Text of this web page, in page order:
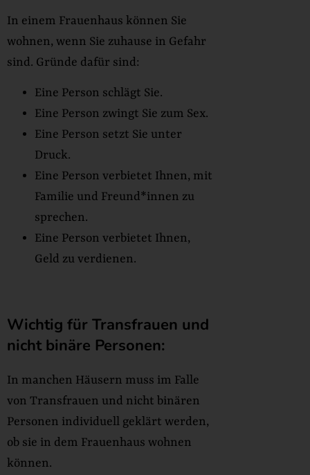
In einem Frauenhaus können Sie
wohnen, wenn Sie zuhause in Gefahr
sind. Gründe dafür sind:
Eine Person schlägt Sie.
Eine Person zwingt Sie zum Sex.
Eine Person setzt Sie unter
Druck.
Eine Person verbietet Ihnen, mit
Familie und Freund*innen zu
sprechen.
Eine Person verbietet Ihnen,
Geld zu verdienen.
Wichtig für Transfrauen und
nicht binäre Personen:
In manchen Häusern muss im Falle
von Transfrauen und nicht binären
Personen individuell geklärt werden,
ob sie in dem Frauenhaus wohnen
können.